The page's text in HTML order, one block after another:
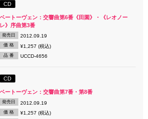
CD
ベートーヴェン：交響曲第6番《田園》・《レオノー
レ》序曲第3番
発売日 2012.09.19
価 格 ¥1,257 (税込)
品 番 UCCD-4656
CD
ベートーヴェン：交響曲第7番・第8番
発売日 2012.09.19
価 格 ¥1,257 (税込)